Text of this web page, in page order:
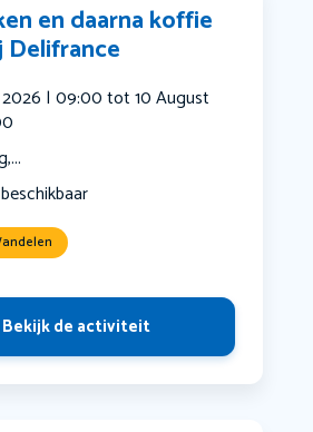
en daarna koffie
Delifrance
| 09:00 tot 10 August
Bekijk de activiteit